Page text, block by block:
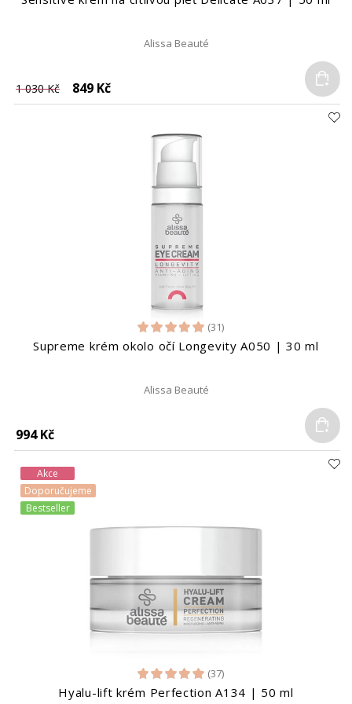
Alissa Beauté
1 030 Kč 849 Kč
(31)
Supreme krém okolo očí Longevity A050 | 30 ml
Alissa Beauté
994 Kč
Akce
Doporučujeme
Bestseller
(37)
Hyalu-lift krém Perfection A134 | 50 ml